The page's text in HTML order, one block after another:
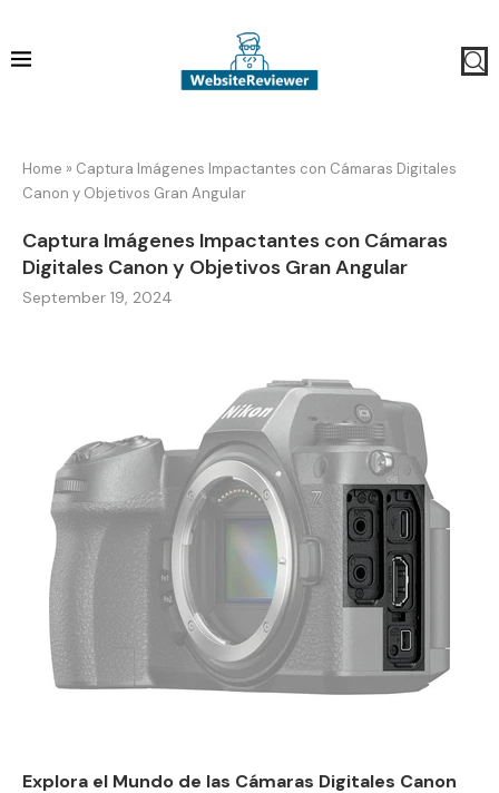
Home » Captura Imágenes Impactantes con Cámaras Digitales
Canon y Objetivos Gran Angular
Captura Imágenes Impactantes con Cámaras
Digitales Canon y Objetivos Gran Angular
September 19, 2024
Explora el Mundo de las Cámaras Digitales Canon